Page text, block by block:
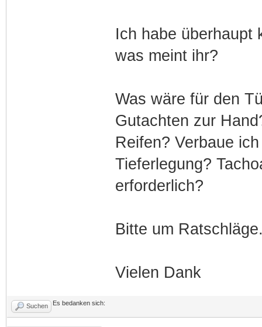
Ich habe überhaupt
was meint ihr?
Was wäre für den
Gutachten zur
Reifen? Verbaue
Tieferlegung?
erforderlich?
Bitte um
Vielen Dank
Suchen Es bedanken sich: